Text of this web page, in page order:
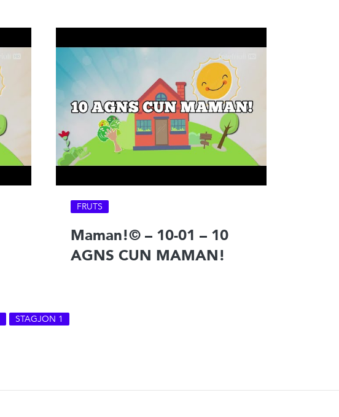
FRUTS
Maman!© – 10-01 – 10
AGNS CUN MAMAN!
STAGJON 1